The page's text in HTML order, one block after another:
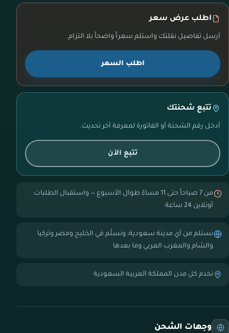
اطلب عرض سعر
أرسل تفاصيل نقلتك واستلم سعراً واضحاً بلا التزام.
اطلب السعر
تتبع شحنتك
أدخل رقم الشحنة أو الفاتورة لمعرفة آخر تحديث.
تتبع الآن
من 7 صباحاً حتى 11 مساءً طوال الأسبوع — واستقبال الطلبات
أونلاين 24 ساعة
نستلم من أي مدينة سعودية، ونسلّم في الخليج ومصر وتركيا
والشام والمغرب العربي وما بعدها
نخدم كل مدن المملكة العربية السعودية
وجهات الشحن